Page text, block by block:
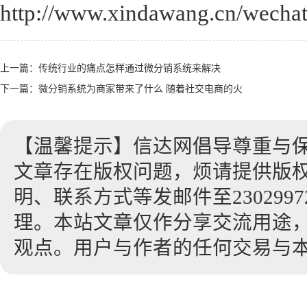
http://www.xindawang.cn/
上一篇： 传统行业的痛点怎样通过微分销系统来解决
下一篇： 微分销系统为商家带来了什么 随着社交电商的火
【温馨提示】信达网倡导尊重与
文章存在版权问题，烦请提供版
明、联系方式等发邮件至
理。本站文章仅作分享交流用途
观点。用户与作者的任何交易与